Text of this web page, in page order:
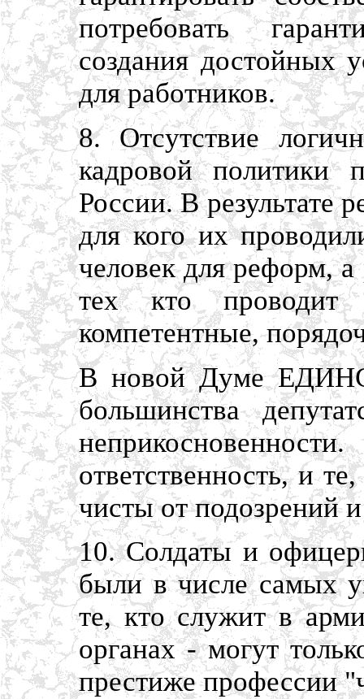
потребовать
создания достойных
для работников.
8. Отсутствие
кадровой политики
России. В результате
для кого их
человек для реформ,
тех кто
компетентные,
В новой Думе
большинства
ответственность, и
чисты от подозрений
10. Солдаты и
были в числе самых
те, кто служит в
органах - могут
престиже профессии